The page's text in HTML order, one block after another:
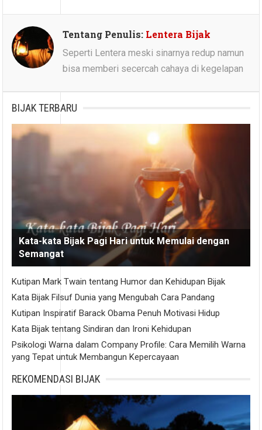
Tentang Penulis: Lentera Bijak
Seperti Lentera meski sinarnya redup namun
bisa memberi secercah cahaya di kegelapan
BIJAK TERBARU
Kata-kata Bijak Pagi Hari untuk Memulai dengan
Semangat
Kutipan Mark Twain tentang Humor dan Kehidupan Bijak
Kata Bijak Filsuf Dunia yang Mengubah Cara Pandang
Kutipan Inspiratif Barack Obama Penuh Motivasi Hidup
Kata Bijak tentang Sindiran dan Ironi Kehidupan
Psikologi Warna dalam Company Profile: Cara Memilih Warna
yang Tepat untuk Membangun Kepercayaan
REKOMENDASI BIJAK